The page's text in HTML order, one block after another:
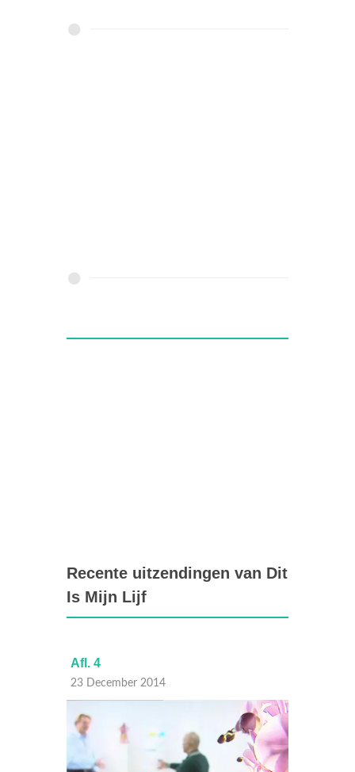
Recente uitzendingen van Dit
Is Mijn Lijf
Afl. 4
23 December 2014